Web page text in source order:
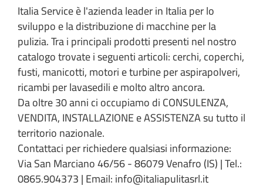
Italia Service è l'azienda leader in Italia per lo
sviluppo e la distribuzione di macchine per la
pulizia. Tra i principali prodotti presenti nel nostro
catalogo trovate i seguenti articoli: cerchi, coperchi,
fusti, manicotti, motori e turbine per aspirapolveri,
ricambi per lavasedili e molto altro ancora.
Da oltre 30 anni ci occupiamo di CONSULENZA,
VENDITA, INSTALLAZIONE e ASSISTENZA su tutto il
territorio nazionale.
Contattaci per richiedere qualsiasi informazione:
Via San Marciano 46/56 - 86079 Venafro (IS) | Tel.:
0865.904373 | Email: info@italiapulitasrl.it